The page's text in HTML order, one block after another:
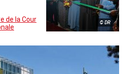
© DR
de la Cour